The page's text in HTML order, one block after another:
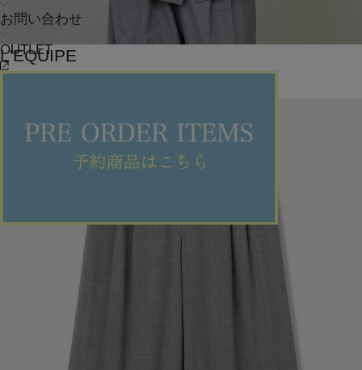
お問い合わせ
OUTLET
L'EQUIPE
ベスト(べすと) /